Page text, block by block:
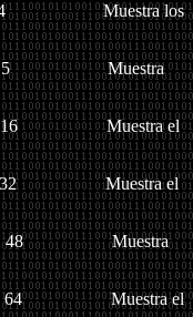
los
Muestra
el
el
Muestra
el